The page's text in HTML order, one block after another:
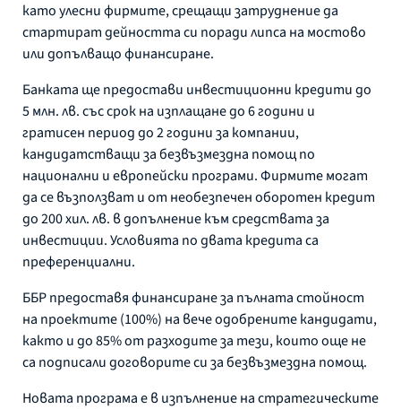
като улесни фирмите, срещащи затруднение да
стартират дейността си поради липса на мостово
или допълващо финансиране.
Банката ще предостави инвестиционни кредити до
5 млн. лв. със срок на изплащане до 6 години и
гратисен период до 2 години за компании,
кандидатстващи за безвъзмездна помощ по
национални и европейски програми. Фирмите могат
да се възползват и от необезпечен оборотен кредит
до 200 хил. лв. в допълнение към средствата за
инвестиции. Условията по двата кредита са
преференциални.
ББР предоставя финансиране за пълната стойност
на проектите (100%) на вече одобрените кандидати,
както и до 85% от разходите за тези, които още не
са подписали договорите си за безвъзмездна помощ.
Новата програма е в изпълнение на стратегическите